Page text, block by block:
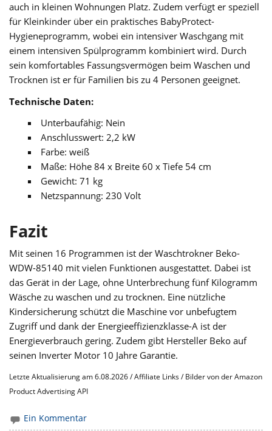
auch in kleinen Wohnungen Platz. Zudem verfügt er speziell
für Kleinkinder über ein praktisches BabyProtect-
Hygieneprogramm, wobei ein intensiver Waschgang mit
einem intensiven Spülprogramm kombiniert wird. Durch
sein komfortables Fassungsvermögen beim Waschen und
Trocknen ist er für Familien bis zu 4 Personen geeignet.
Technische Daten:
Unterbaufähig: Nein
Anschlusswert: 2,2 kW
Farbe: weiß
Maße: Höhe 84 x Breite 60 x Tiefe 54 cm
Gewicht: 71 kg
Netzspannung: 230 Volt
Fazit
Mit seinen 16 Programmen ist der Waschtrokner Beko-
WDW-85140 mit vielen Funktionen ausgestattet. Dabei ist
das Gerät in der Lage, ohne Unterbrechung fünf Kilogramm
Wäsche zu waschen und zu trocknen. Eine nützliche
Kindersicherung schützt die Maschine vor unbefugtem
Zugriff und dank der Energieeffizienzklasse-A ist der
Energieverbrauch gering. Zudem gibt Hersteller Beko auf
seinen Inverter Motor 10 Jahre Garantie.
Letzte Aktualisierung am 6.08.2026 / Affiliate Links / Bilder von der Amazon
Product Advertising API
Ein Kommentar